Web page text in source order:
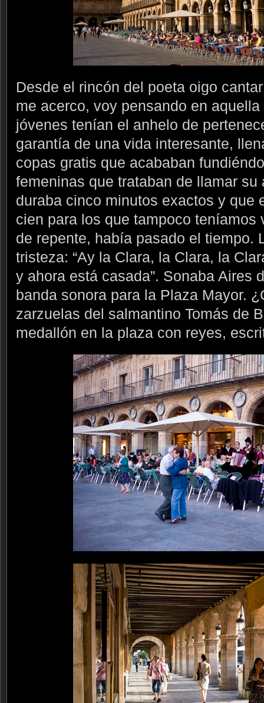
Desde el rincón del poeta oigo
me acerco, voy pensando en
jóvenes tenían el anhelo de
garantía de una vida interesante,
copas gratis que acababan
femeninas que trataban de llamar su
duraba cinco minutos exactos y que
cien para los que tampoco teníamos
de repente, había pasado el tiempo.
tristeza: “Ay la Clara, la Clara, la
y ahora está casada”. Sonaba Aires
banda sonora para la Plaza Mayor.
zarzuelas del salmantino Tomás de
medallón en la plaza con reyes,